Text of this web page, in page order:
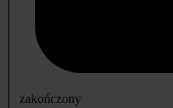
zakończony